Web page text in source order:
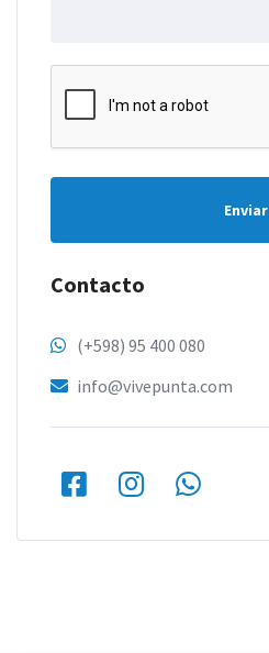
Enviar
Contacto
(+598) 95 400 080
info@vivepunta.com